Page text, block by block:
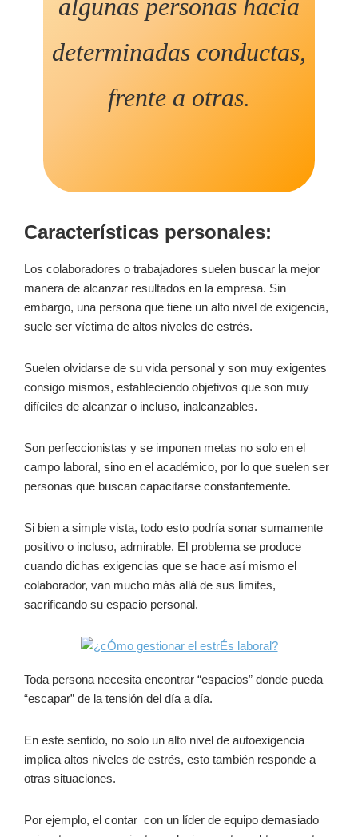
algunas personas hacia
determinadas conductas,
frente a otras.
Características personales:
Los colaboradores o trabajadores suelen buscar la mejor
manera de alcanzar resultados en la empresa. Sin
embargo, una persona que tiene un alto nivel de exigencia,
suele ser víctima de altos niveles de estrés.
Suelen olvidarse de su vida personal y son muy exigentes
consigo mismos, estableciendo objetivos que son muy
difíciles de alcanzar o incluso, inalcanzables.
Son perfeccionistas y se imponen metas no solo en el
campo laboral, sino en el académico, por lo que suelen ser
personas que buscan capacitarse constantemente.
Si bien a simple vista, todo esto podría sonar sumamente
positivo o incluso, admirable. El problema se produce
cuando dichas exigencias que se hace así mismo el
colaborador, van mucho más allá de sus límites,
sacrificando su espacio personal.
Toda persona necesita encontrar “espacios” donde pueda
“escapar” de la tensión del día a día.
En este sentido, no solo un alto nivel de autoexigencia
implica altos niveles de estrés, esto también responde a
otras situaciones.
Por ejemplo, el contar con un líder de equipo demasiado